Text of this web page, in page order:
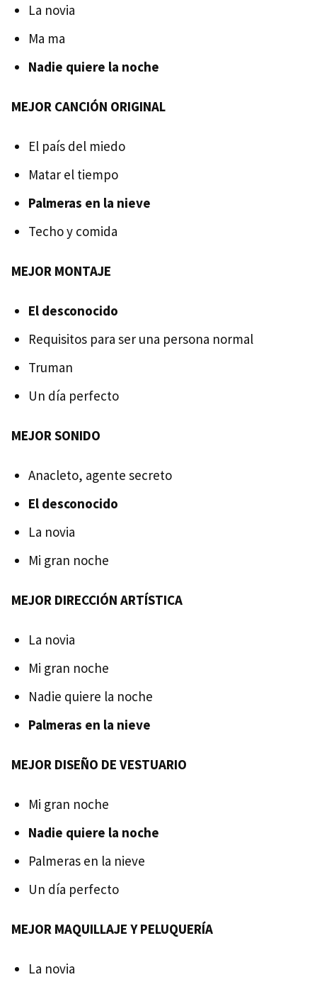
La novia
Ma ma
Nadie quiere la noche
MEJOR CANCIÓN ORIGINAL
El país del miedo
Matar el tiempo
Palmeras en la nieve
Techo y comida
MEJOR MONTAJE
El desconocido
Requisitos para ser una persona normal
Truman
Un día perfecto
MEJOR SONIDO
Anacleto, agente secreto
El desconocido
La novia
Mi gran noche
MEJOR DIRECCIÓN ARTÍSTICA
La novia
Mi gran noche
Nadie quiere la noche
Palmeras en la nieve
MEJOR DISEÑO DE VESTUARIO
Mi gran noche
Nadie quiere la noche
Palmeras en la nieve
Un día perfecto
MEJOR MAQUILLAJE Y PELUQUERÍA
La novia